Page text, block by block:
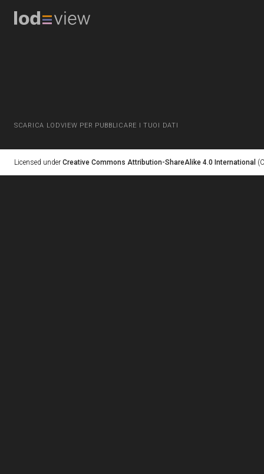
SCARICA LODVIEW PER PUBBLICARE I TUOI DATI
Licensed under Creative Commons Attribution-ShareAlike 4.0 International